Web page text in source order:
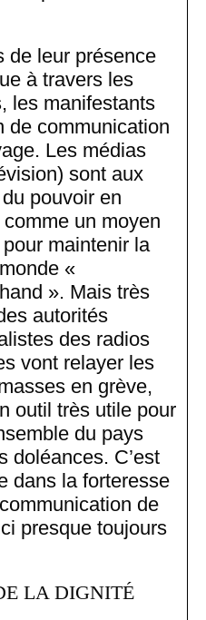
de leur présence
à travers les
les manifestants
de communication
Les médias
sont aux
pouvoir en
un moyen
maintenir la
«
». Mais très
autorités
des radios
vont relayer les
en grève,
outil très utile pour
du pays
doléances. C’est
dans la forteresse
de
presque toujours
LA DIGNITÉ